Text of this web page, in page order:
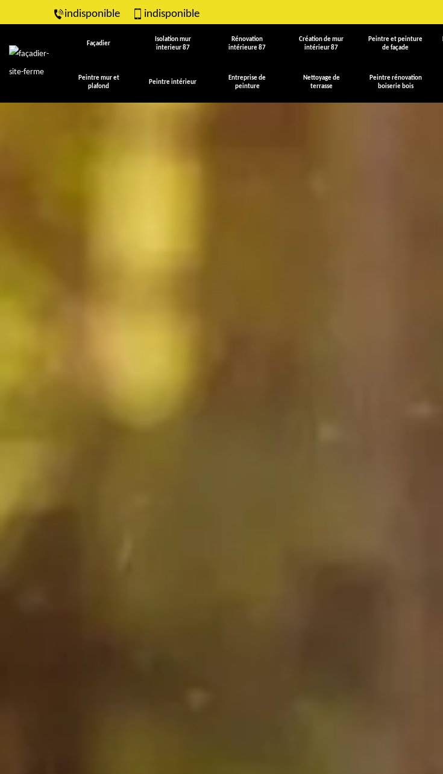
indisponible indisponible
Façadier
Isolation mur
interieur 87
Rénovation
intérieure 87
Création de mur
intérieur 87
Peintre et peinture
de façade
Peintre mur et
plafond
Peintre intérieur
Entreprise de
peinture
Nettoyage de
terrasse
Peintre rénovation
boiserie bois